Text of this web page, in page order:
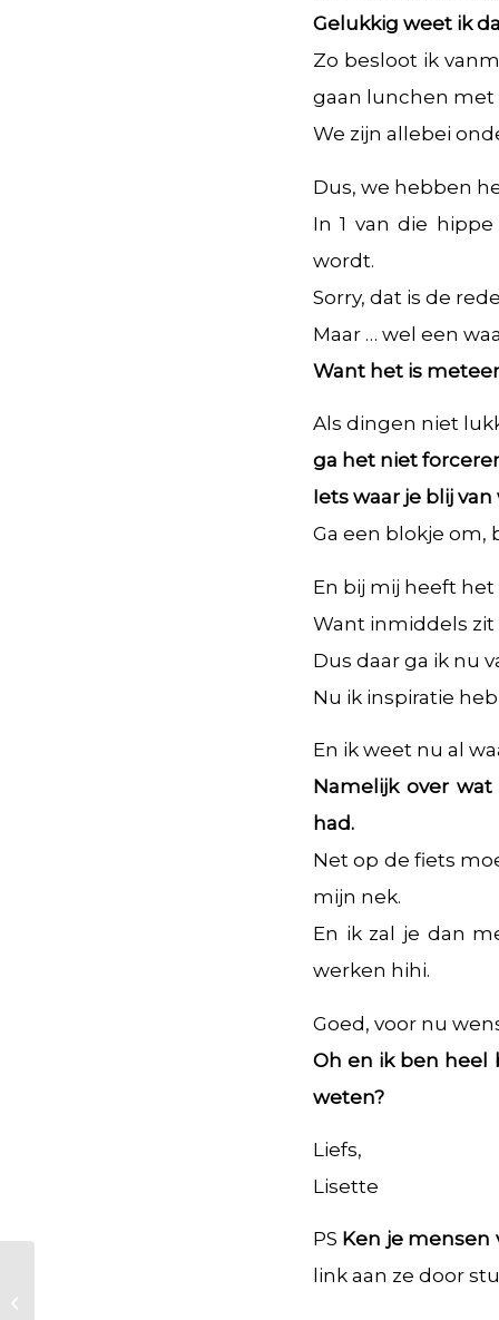
Gelukkig weet ik
Zo besloot ik
gaan lunchen met
We zijn allebei
Dus, we hebben
In 1 van die
wordt.
Sorry, dat is de
Maar … wel een
Want het is
Als dingen niet
ga het niet
Iets waar je blij
Ga een blokje om,
En bij mij heeft
Want inmiddels
Dus daar ga ik nu
Nu ik inspiratie
En ik weet nu al
Namelijk over
had.
Net op de fiets
mijn nek.
En ik zal je dan
werken hihi.
Goed, voor nu
Oh en ik ben heel
weten?
Liefs,
Lisette
PS Ken je mensen
link aan ze door